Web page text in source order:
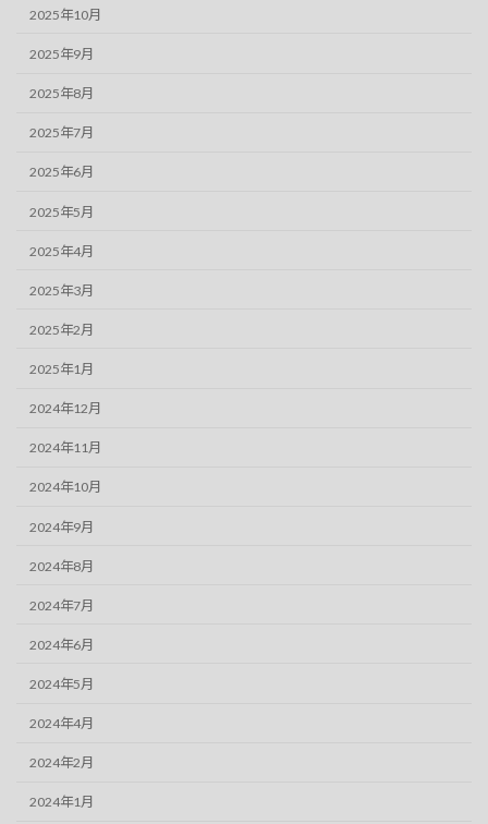
2025年10月
2025年9月
2025年8月
2025年7月
2025年6月
2025年5月
2025年4月
2025年3月
2025年2月
2025年1月
2024年12月
2024年11月
2024年10月
2024年9月
2024年8月
2024年7月
2024年6月
2024年5月
2024年4月
2024年2月
2024年1月